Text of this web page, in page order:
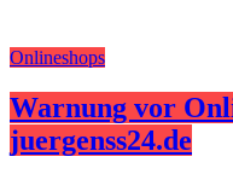
Onlineshops
Warnung vor
juergenss24.de